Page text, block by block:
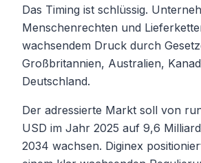
Das Timing ist schlüssig.
Menschenrechten und
wachsendem Druck durch
Großbritannien, Australien,
Deutschland.
Der adressierte Markt soll von
USD im Jahr 2025 auf 9,6
2034 wachsen. Diginex